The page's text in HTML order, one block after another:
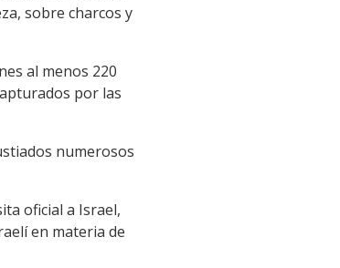
sobre charcos y
al menos 220
por las
numerosos
oficial a Israel,
en materia de